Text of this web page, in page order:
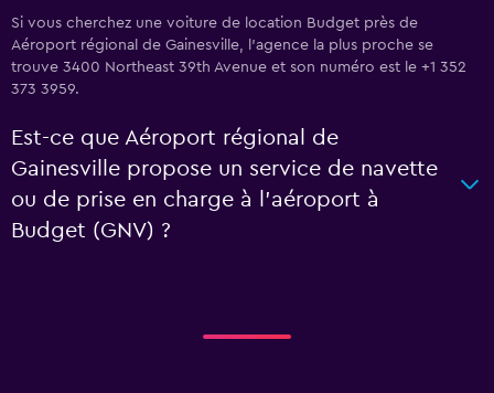
Si vous cherchez une voiture de location Budget près de
Aéroport régional de Gainesville, l’agence la plus proche se
trouve 3400 Northeast 39th Avenue et son numéro est le +1 352
373 3959.
Est-ce que Aéroport régional de
Gainesville propose un service de navette
ou de prise en charge à l’aéroport à
Budget (GNV) ?